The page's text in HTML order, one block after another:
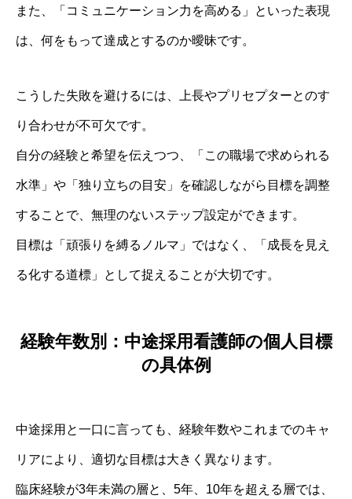
また、「コミュニケーション力を高める」といった表現
は、何をもって達成とするのか曖昧です。
こうした失敗を避けるには、上長やプリセプターとのす
り合わせが不可欠です。
自分の経験と希望を伝えつつ、「この職場で求められる
水準」や「独り立ちの目安」を確認しながら目標を調整
することで、無理のないステップ設定ができます。
目標は「頑張りを縛るノルマ」ではなく、「成長を見え
る化する道標」として捉えることが大切です。
経験年数別：中途採用看護師の個人目標
の具体例
中途採用と一口に言っても、経験年数やこれまでのキャ
リアにより、適切な目標は大きく異なります。
臨床経験が3年未満の層と、5年、10年を超える層では、